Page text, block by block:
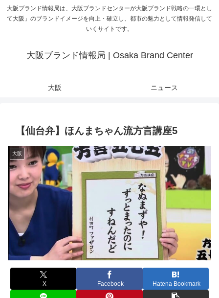
大阪ブランド情報局は、大阪ブランドセンターが大阪ブランド戦略の一環とし
て大阪」のブランドイメージを向上・確立し、都市の魅力として情報発信して
いくサイトです。
大阪ブランド情報局 | Osaka Brand Center
大阪 ニュース
【仙台弁】ほんまちゃん流方言講座5
大阪
X Facebook Hatena Bookmark